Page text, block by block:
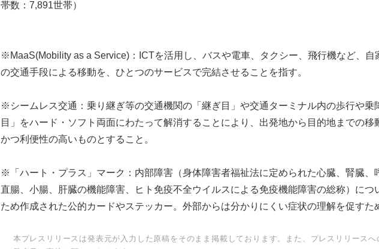
帯数：7,891世帯）
※MaaS(Mobility as a Service)：ICTを活用し、バスや電車、タクシー、飛行機など、自
の交通手段による移動を、ひとつのサービスで完結させることを指す。
※シームレス交通：乗り継ぎ等の交通機関の「継ぎ目」や交通ターミナル内の歩行や乗
目」をハード・ソフト両面にわたって解消することにより、出発地から目的地までの移
かつ利便性の高いものとすること。
※「ハート・プラス」マーク：内部障害（身体障害者福祉法に定められた心臓、腎臓、
直腸、小腸、肝臓の機能障害、ヒト免疫不全ウイルスによる免疫機能障害の総称）につ
ため作成された公的カードやステッカー。外部からは分かりにくい症状の理解を促すた
本プレスリリースは発表元が入力した原稿をそのまま掲載しております。また、プレスリリースへ